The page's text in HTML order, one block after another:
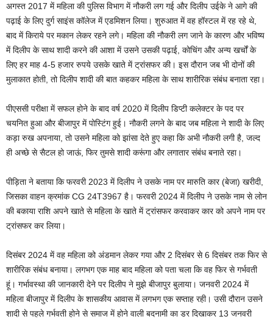
अगस्त 2017 में महिला की पुलिस विभाग में नौकरी लग गई और दिलीप उईके ने आगे की
पढ़ाई के लिए दुर्ग साइंस कॉलेज में एडमिशन लिया। शुरुआत में वह हॉस्टल में रह रहे थे,
बाद में किराये पर मकान लेकर रहने लगे। महिला की नौकरी लग जाने के कारण और भविष्य
में दिलीप के साथ शादी करने की आशा में उसने उसकी पढ़ाई, कोचिंग और अन्य खर्चों के
लिए हर माह 4-5 हजार रुपये उसके खाते में ट्रांसफर की। इस दौरान जब भी दोनों की
मुलाकात होती, तो दिलीप शादी की बात कहकर महिला के साथ शारीरिक संबंध बनाता रहा।
पीएससी परीक्षा में सफल होने के बाद वर्ष 2020 में दिलीप डिप्टी कलेक्टर के पद पर
चयनित हुआ और बीजापुर में पोस्टिंग हुई। नौकरी लगने के बाद जब महिला ने शादी के लिए
कड़ा रुख अपनाया, तो उसने महिला को झांसा देते हुए कहा कि अभी नौकरी लगी है, जल्द
ही अच्छे से सैटल हो जाऊं, फिर तुमसे शादी करूंगा और लगातार संबंध बनाते रहा।
पीड़िता ने बताया कि फरवरी 2023 में दिलीप ने उसके नाम पर मारुति कार (बेजा) खरीदी,
जिसका वाहन क्रमांक CG 24T3967 है। फरवरी 2024 में दिलीप ने उसके नाम से लोन
की बकाया राशि अपने खाते से महिला के खाते में ट्रांसफर करवाकर कार को अपने नाम पर
ट्रांसफर कर लिया।
दिसंबर 2024 में वह महिला को अंडमान लेकर गया और 2 दिसंबर से 6 दिसंबर तक फिर से
शारीरिक संबंध बनाया। लगभग एक माह बाद महिला को पता चला कि वह फिर से गर्भवती
हूं। गर्भावस्था की जानकारी देने पर दिलीप ने मुझे बीजापुर बुलाया। जनवरी 2024 में
महिला बीजापुर में दिलीप के शासकीय आवास में लगभग एक सप्ताह रही। उसी दौरान उसने
शादी से पहले गर्भवती होने से समाज में होने वाली बदनामी का डर दिखाकर 13 जनवरी